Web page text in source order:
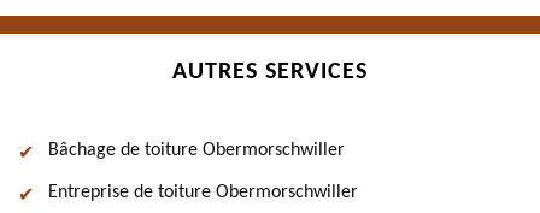
AUTRES SERVICES
Bâchage de toiture Obermorschwiller
Entreprise de toiture Obermorschwiller